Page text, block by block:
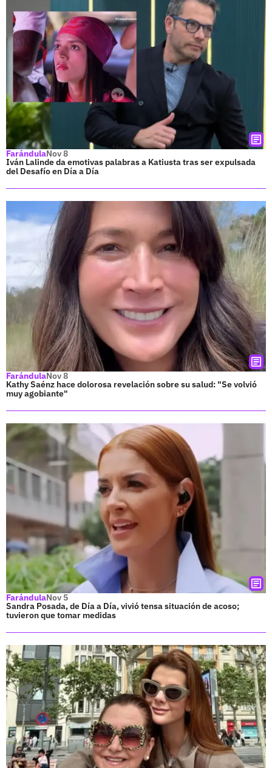
FarándulaNov 8
Iván Lalinde da emotivas palabras a Katiusta tras ser expulsada
del Desafío en Día a Día
FarándulaNov 8
Kathy Saénz hace dolorosa revelación sobre su salud: "Se volvió
muy agobiante"
FarándulaNov 5
Sandra Posada, de Día a Día, vivió tensa situación de acoso;
tuvieron que tomar medidas